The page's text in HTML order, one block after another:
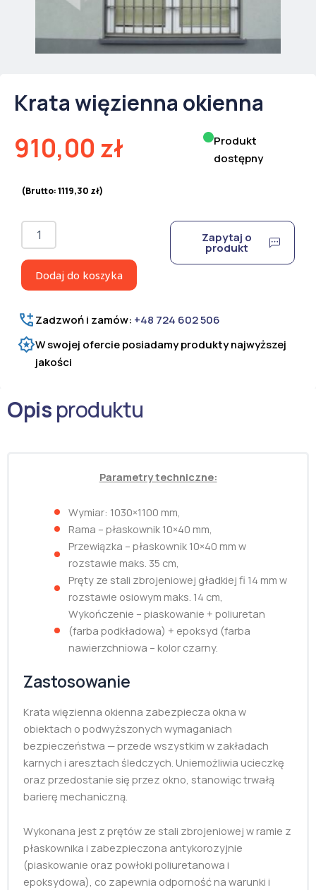
Krata więzienna okienna
910,00 zł
(Brutto:1119,30 zł)
Produkt
dostępny
ilość
Krata
okienna
Dodaj do koszyka
Zapytaj o
produkt
Zadzwoń i zamów: +48 724 602 506
W swojej ofercie posiadamy produkty najwyższej
jakości
Opisproduktu
Parametry techniczne:
Wymiar: 1030×1100 mm,
Rama – płaskownik 10×40 mm,
Przewiązka – płaskownik 10×40 mm w
rozstawie maks. 35 cm,
Pręty ze stali zbrojeniowej gładkiej fi 14 mm w
rozstawie osiowym maks. 14 cm,
Wykończenie – piaskowanie + poliuretan
(farba podkładowa) + epoksyd (farba
nawierzchniowa – kolor czarny.
Zastosowanie
Krata więzienna okienna zabezpiecza okna w
obiektach o podwyższonych wymaganiach
bezpieczeństwa — przede wszystkim w zakładach
karnych i aresztach śledczych. Uniemożliwia ucieczkę
oraz przedostanie się przez okno, stanowiąc trwałą
barierę mechaniczną.
Wykonana jest z prętów ze stali zbrojeniowej w ramie z
płaskownika i zabezpieczona antykorozyjnie
(piaskowanie oraz powłoki poliuretanowa i
epoksydowa), co zapewnia odporność na warunki i